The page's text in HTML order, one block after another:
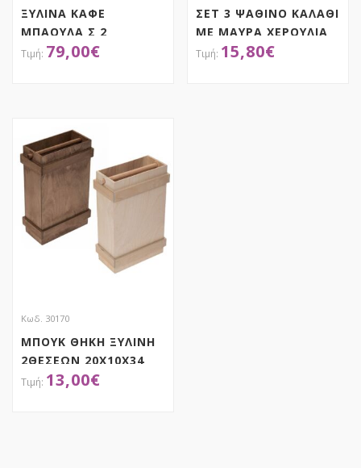
ΞΥΛΙΝΑ ΚΑΦΕ
ΜΠΑΟΥΛΑ Σ 2
42X30X31EK
79,00€
ΣΕΤ 3 ΨΑΘΙΝΟ ΚΑΛΑΘΙ
ΜΕ ΜΑΥΡΑ ΧΕΡΟΥΛΙΑ
ΚΑΙ ΣΧΕΔΙΑ 30Χ15
15,80€
Κωδ. 30170
ΜΠΟΥΚ ΘΗΚΗ ΞΥΛΙΝΗ
2ΘΕΣΕΩΝ 20Χ10Χ34
ΜΕ ΧΕΡΟΥΛΙ
13,00€